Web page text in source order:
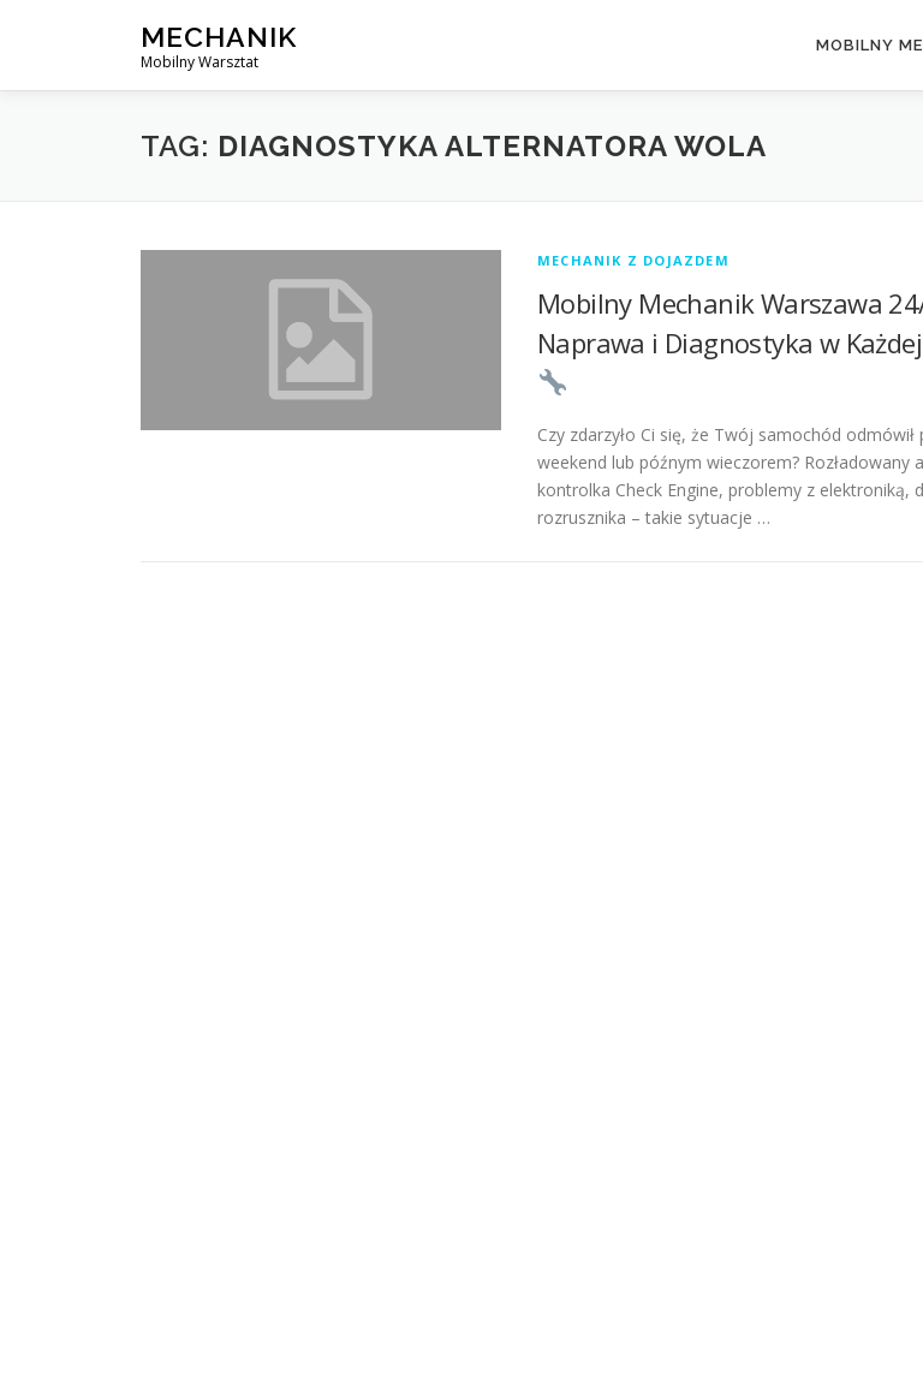
MECHANIK
Mobilny Warsztat
MOBILNY
TAG: DIAGNOSTYKA ALTERNATORA WOLA
MECHANIK Z DOJAZDEM
Mobilny Mechanik Warszawa
Naprawa i Diagnostyka w
Czy zdarzyło Ci się, że Twój samochód odmówił
weekend lub późnym wieczorem? Rozładowany
kontrolka Check Engine, problemy z elektroniką,
rozrusznika – takie sytuacje …